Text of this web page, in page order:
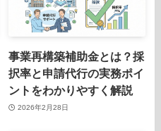
事業再構築補助金とは？採
択率と申請代行の実務ポイ
ントをわかりやすく解説
2026年2月28日